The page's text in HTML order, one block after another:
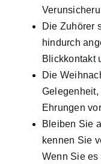
Die Zuhörer
hindurch
Blickkontakt
Die
Gelegenheit,
Ehrungen
Bleiben Sie
kennen Sie
Wenn Sie es